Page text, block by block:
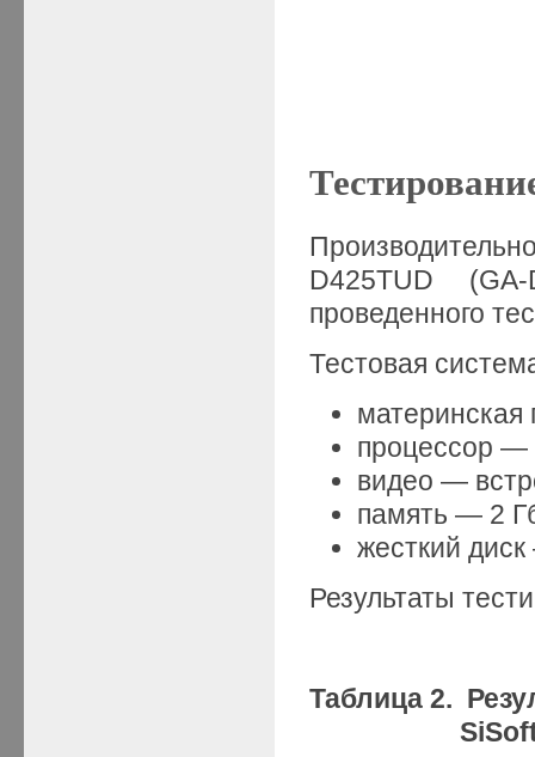
D425TUD
проведенного
Тестовая
процессор —
видео —
память — 2
жесткий
Результаты
Таблица 2.
SiSoft